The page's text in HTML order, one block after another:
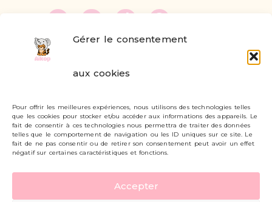
Gérer le consentement
aux cookies
Pour offrir les meilleures expériences, nous utilisons des technologies telles
que les cookies pour stocker et/ou accéder aux informations des appareils. Le
fait de consentir à ces technologies nous permettra de traiter des données
telles que le comportement de navigation ou les ID uniques sur ce site. Le
fait de ne pas consentir ou de retirer son consentement peut avoir un effet
négatif sur certaines caractéristiques et fonctions.
Accepter
Livraisons et retours
Mon compte
Carte cadeau
Politique de confidentialité